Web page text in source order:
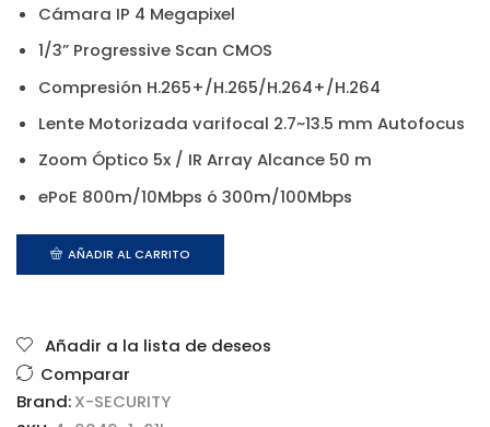
Cámara IP 4 Megapixel
1/3” Progressive Scan CMOS
Compresión H.265+/H.265/H.264+/H.264
Lente Motorizada varifocal 2.7~13.5 mm Autofocus
Zoom Óptico 5x / IR Array Alcance 50 m
ePoE 800m/10Mbps ó 300m/100Mbps
AÑADIR AL CARRITO
Añadir a la lista de deseos
Comparar
Brand:X-SECURITY